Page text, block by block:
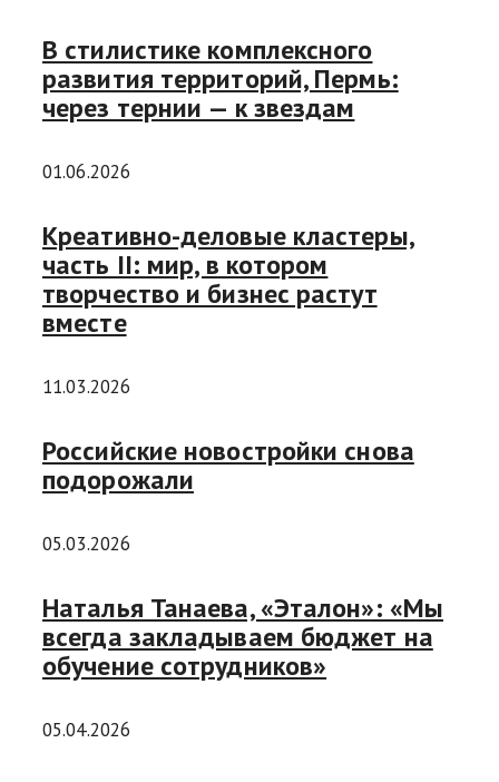
В стилистике комплексного
развития территорий, Пермь:
через тернии — к звездам
01.06.2026
Креативно-деловые кластеры,
часть II: мир, в котором
творчество и бизнес растут
вместе
11.03.2026
Российские новостройки снова
подорожали
05.03.2026
Наталья Танаева, «Эталон»: «Мы
всегда закладываем бюджет на
обучение сотрудников»
05.04.2026